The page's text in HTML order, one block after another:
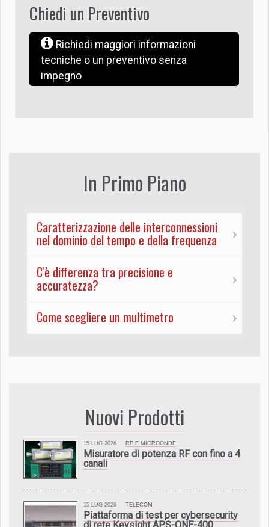
Chiedi un Preventivo
Richiedi maggiori informazioni
tecniche o un preventivo senza
impegno
In Primo Piano
Caratterizzazione delle interconnessioni
nel dominio del tempo e della frequenza
C'è differenza tra precisione e
accuratezza?
Come scegliere un multimetro
Nuovi Prodotti
15 LUG 2026 RF E MICROONDE
Misuratore di potenza RF con fino a 4
canali
15 LUG 2026 TELECOM
Piattaforma di test per cybersecurity